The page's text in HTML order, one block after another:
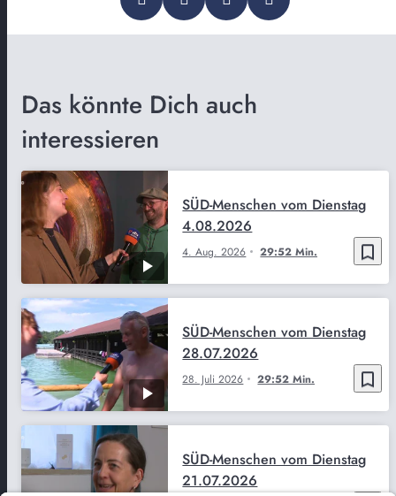
Das könnte Dich auch
interessieren
bookmark_border
4. Aug. 2026 29:52 Min.
SÜD-Menschen vom Dienstag
4.08.2026
bookmark_border
28. Juli 2026 29:52 Min.
SÜD-Menschen vom Dienstag
28.07.2026
SÜD-Menschen vom Dienstag
21.07.2026